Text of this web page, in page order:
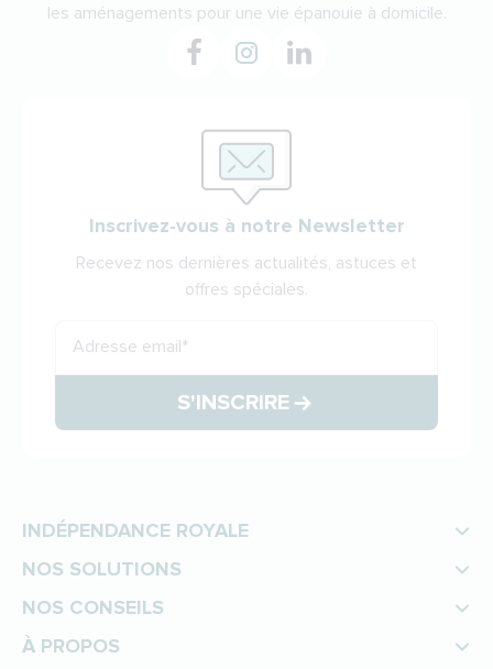
les aménagements pour une vie épanouie à domicile.
Inscrivez-vous à notre Newsletter
Recevez nos dernières actualités, astuces et
offres spéciales.
Adresse email*
S'INSCRIRE
INDÉPENDANCE ROYALE
NOS SOLUTIONS
NOS CONSEILS
À PROPOS